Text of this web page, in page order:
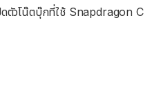
ดตัวโน๊ตบุ๊กที่ใช้ Snapdragon C